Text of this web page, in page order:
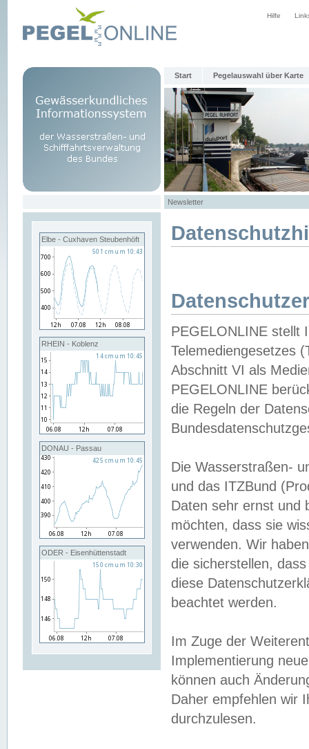
Hilfe
Start Pegelauswahl über Karte
Newsletter
Elbe - Cuxhaven Steubenhöft
RHEIN - Koblenz
DONAU - Passau
ODER - Eisenhüttenstadt
PEGELONLINE stellt
Telemediengesetzes
Abschnitt VI als
PEGELONLINE
die Regeln der
Die Wasserstraßen-
und das ITZBund
Daten sehr ernst und
möchten, dass sie
verwenden. Wir
die sicherstellen,
diese
beachtet werden.
Im Zuge der
Implementierung
können auch
Daher empfehlen wir
durchzulesen.